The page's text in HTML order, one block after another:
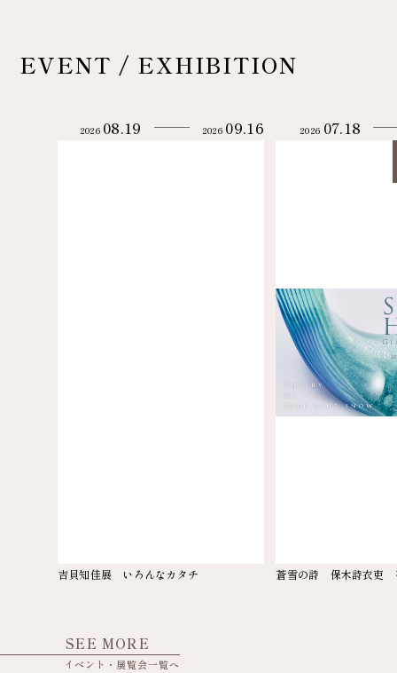
EVENT / EXHIBITION
2026 08.19 2026 09.16
吉貝知佳展 いろんなカタチ
2026 07.18
蒼雪の詩 保木詩衣吏
SEE MORE
イベント・展覧会一覧へ